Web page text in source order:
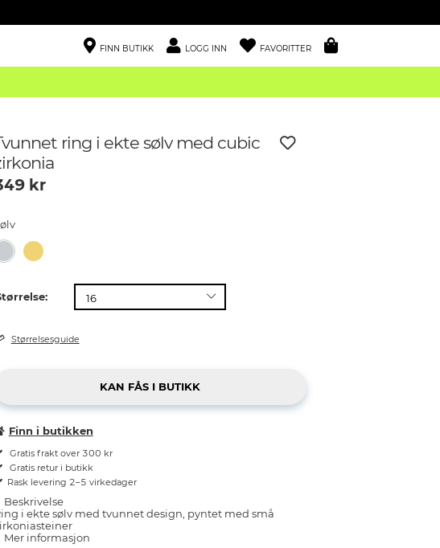
FINN BUTIKK LOGG INN FAVORITTER
ring i ekte sølv med cubic
kr
Størrelsesguide
Finn i butikken
Gratis frakt over 300 kr
Gratis retur i butikk
Rask levering 2–5 virkedager
Beskrivelse
i ekte sølv med tvunnet design, pyntet med små
Mer informasjon